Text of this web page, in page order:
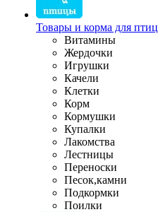
Товары и корма для птиц
Витамины
Жердочки
Игрушки
Качели
Клетки
Корм
Кормушки
Купалки
Лакомства
Лестницы
Переноски
Песок,камни
Подкормки
Поилки